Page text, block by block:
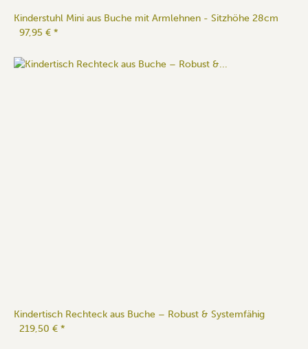
Kinderstuhl Mini aus Buche mit Armlehnen - Sitzhöhe 28cm
97,95 € *
Kindertisch Rechteck aus Buche – Robust & Systemfähig
219,50 € *